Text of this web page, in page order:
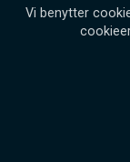
Vi benytter